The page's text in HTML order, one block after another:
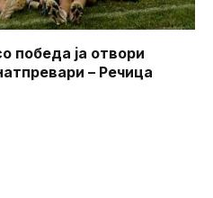
ја отвори
– Речица